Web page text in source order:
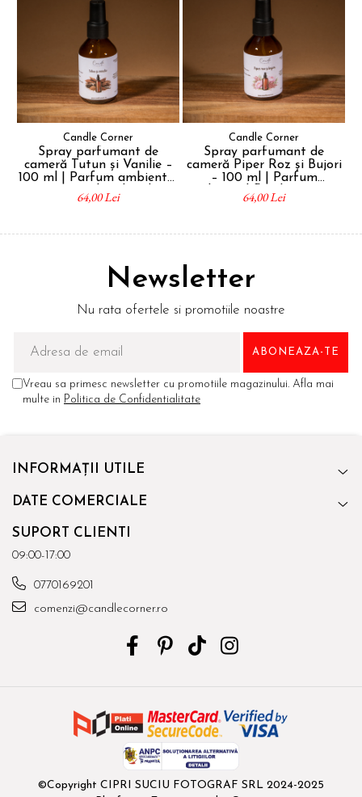
Candle Corner
Spray parfumant de
cameră Tutun și Vanilie –
100 ml | Parfum ambiental
premium handmade
64,00 Lei
Candle Corner
Spray parfumant de
cameră Piper Roz și Bujori
– 100 ml | Parfum
ambiental floral premium
64,00 Lei
Newsletter
Nu rata ofertele si promotiile noastre
Vreau sa primesc newsletter cu promotiile magazinului. Afla mai
multe in Politica de Confidentialitate
INFORMAȚII UTILE
DATE COMERCIALE
SUPORT CLIENTI
09:00-17:00
0770169201
comenzi@candlecorner.ro
©Copyright CIPRI SUCIU FOTOGRAF SRL 2024-2025